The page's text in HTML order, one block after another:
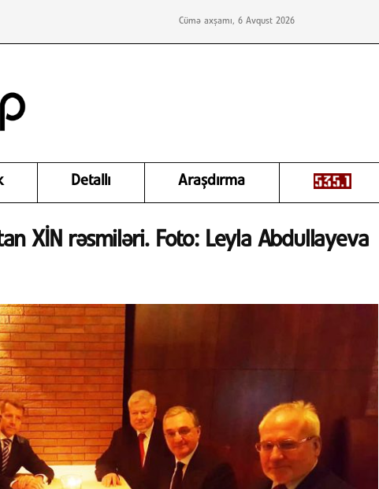
Cümə axşamı, 6 Avqust 2026
Detallı Araşdırma
XİN rəsmiləri. Foto: Leyla Abdullayeva